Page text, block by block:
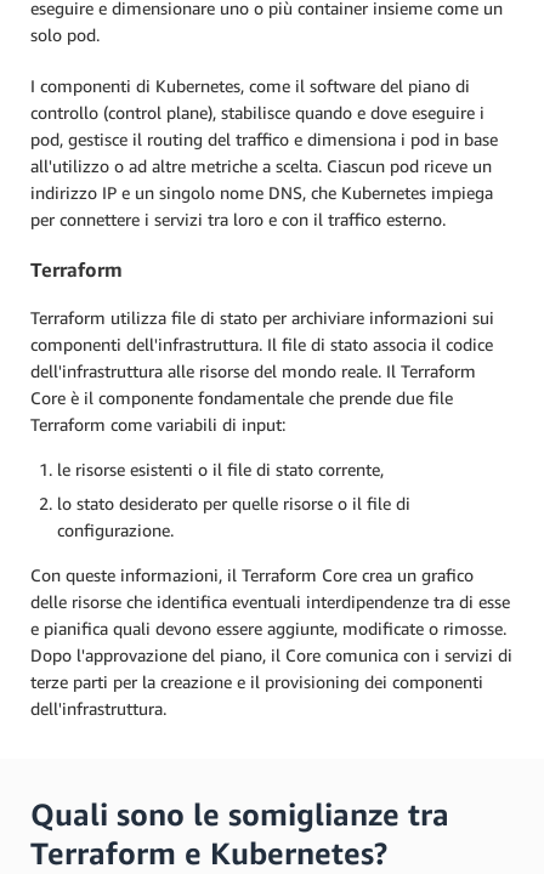
eseguire e dimensionare uno o più container insieme come un
solo pod.
I componenti di Kubernetes, come il software del piano di
controllo (control plane), stabilisce quando e dove eseguire i
pod, gestisce il routing del traffico e dimensiona i pod in base
all'utilizzo o ad altre metriche a scelta. Ciascun pod riceve un
indirizzo IP e un singolo nome DNS, che Kubernetes impiega
per connettere i servizi tra loro e con il traffico esterno.
Terraform
Terraform utilizza file di stato per archiviare informazioni sui
componenti dell'infrastruttura. Il file di stato associa il codice
dell'infrastruttura alle risorse del mondo reale. Il Terraform
Core è il componente fondamentale che prende due file
Terraform come variabili di input:
le risorse esistenti o il file di stato corrente,
lo stato desiderato per quelle risorse o il file di
configurazione.
Con queste informazioni, il Terraform Core crea un grafico
delle risorse che identifica eventuali interdipendenze tra di esse
e pianifica quali devono essere aggiunte, modificate o rimosse.
Dopo l'approvazione del piano, il Core comunica con i servizi di
terze parti per la creazione e il provisioning dei componenti
dell'infrastruttura.
Quali sono le somiglianze tra
Terraform e Kubernetes?